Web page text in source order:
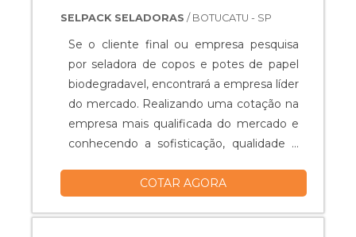
SELPACK SELADORAS / BOTUCATU - SP
Se o cliente final ou empresa pesquisa
por seladora de copos e potes de papel
biodegradavel, encontrará a empresa líder
do mercado. Realizando uma cotação na
empresa mais qualificada do mercado e
conhecendo a sofisticação, qualidade e
DE COPOS E POTES DE PAPEL
seladora de copos e potes de papel
COTAR AGORA